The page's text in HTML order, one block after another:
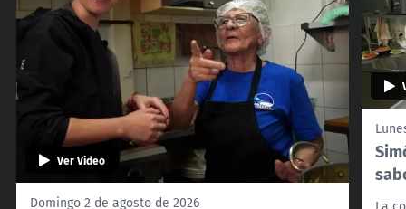
Ver Video
Domingo 2 de agosto de 2026